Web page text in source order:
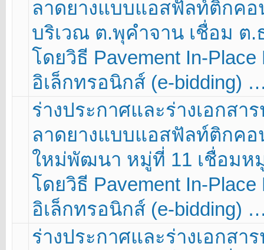
ลาดยางแบบแอสฟัลท์ติกคอ
บริเวณ ต.พุคำจาน เชื่อม ต
โดยวิธี Pavement In-
อิเล็กทรอนิกส์ (e-bidding)
ร่างประกาศและร่างเอกสา
ลาดยางแบบแอสฟัลท์ติกคอ
ใหม่พัฒนา หมู่ที่ 11 เชื่อมห
โดยวิธี Pavement In-
อิเล็กทรอนิกส์ (e-bidding)
ร่างประกาศและร่างเอกสา